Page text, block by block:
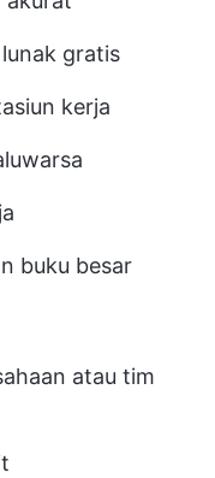
gratis
kerja
buku besar
atau tim